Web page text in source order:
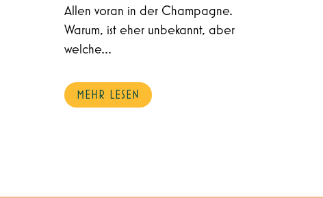
Allen voran in der Champagne.
Warum, ist eher unbekannt, aber
welche...
MEHR LESEN